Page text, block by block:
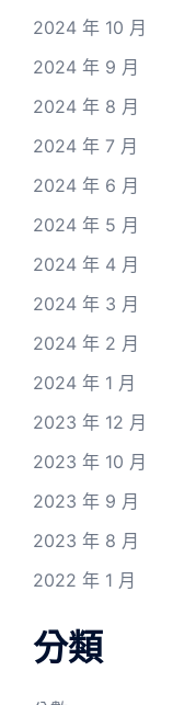
2024 年 10 月
2024 年 9 月
2024 年 8 月
2024 年 7 月
2024 年 6 月
2024 年 5 月
2024 年 4 月
2024 年 3 月
2024 年 2 月
2024 年 1 月
2023 年 12 月
2023 年 10 月
2023 年 9 月
2023 年 8 月
2022 年 1 月
分類